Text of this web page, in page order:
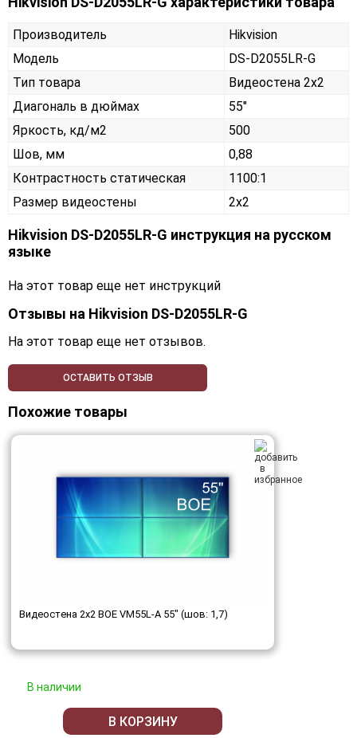
Производитель
Hikvision
Модель
DS-D2055LR-G
Тип товара
Видеостена 2х2
Диагональ в дюймах
55"
Яркость, кд/м2
500
Шов, мм
0,88
Контрастность статическая
1100:1
Размер видеостены
2x2
Hikvision DS-D2055LR-G инструкция на русском
языке
На этот товар еще нет инструкций
Отзывы на Hikvision DS-D2055LR-G
На этот товар еще нет отзывов.
ОСТАВИТЬ ОТЗЫВ
Похожие товары
Видеостена 2x2 BOE VM55L-A 55" (шов: 1,7)
В наличии
В КОРЗИНУ